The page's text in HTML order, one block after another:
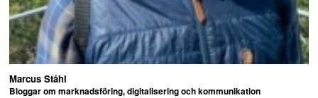
Marcus Ståhl
Bloggar om marknadsföring, digitalisering och kommunikation